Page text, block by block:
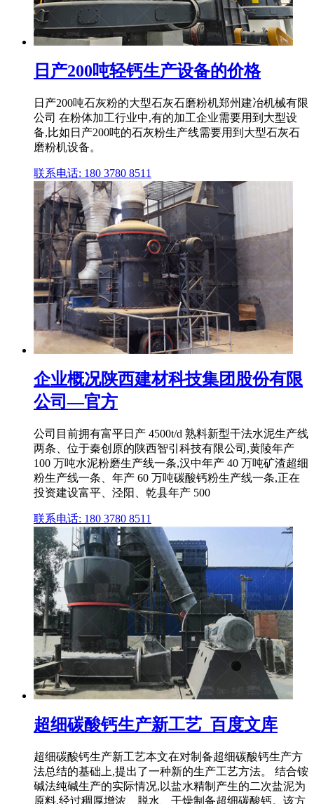
日产200吨轻钙生产设备的价格
日产200吨石灰粉的大型石灰石磨粉机郑州建冶机械有限
公司 在粉体加工行业中,有的加工企业需要用到大型设
备,比如日产200吨的石灰粉生产线需要用到大型石灰石
磨粉机设备。
联系电话: 180 3780 8511
企业概况陕西建材科技集团股份有限
公司—官方
公司目前拥有富平日产 4500t/d 熟料新型干法水泥生产线
两条、位于秦创原的陕西智引科技有限公司,黄陵年产
100 万吨水泥粉磨生产线一条,汉中年产 40 万吨矿渣超细
粉生产线一条、年产 60 万吨碳酸钙粉生产线一条,正在
投资建设富平、泾阳、乾县年产 500
联系电话: 180 3780 8511
超细碳酸钙生产新工艺_百度文库
超细碳酸钙生产新工艺本文在对制备超细碳酸钙生产方
法总结的基础上,提出了一种新的生产工艺方法。 结合铵
碱法纯碱生产的实际情况,以盐水精制产生的二次盐泥为
原料,经过稠厚增浓、脱水、干燥制备超细碳酸钙。该方